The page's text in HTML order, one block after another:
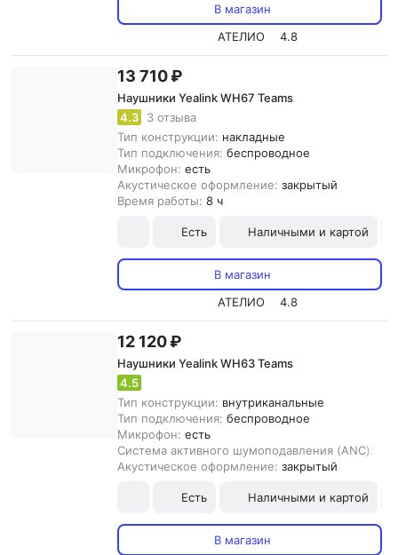
В магазин
АТЕЛИО
4.8
13 710 ₽
Наушники Yealink WH67 Teams
4.3
3 отзыва
Тип конструкции: накладные
Тип подключения: беспроводное
Микрофон: есть
Акустическое оформление: закрытый
Время работы: 8 ч
Есть Наличными и картой
В магазин
АТЕЛИО
4.8
12 120 ₽
Наушники Yealink WH63 Teams
4.5
Тип конструкции: внутриканальные
Тип подключения: беспроводное
Микрофон: есть
Система активного шумоподавления (ANC):
Акустическое оформление: закрытый
Есть Наличными и картой
В магазин